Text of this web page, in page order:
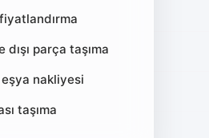
dışı parça taşıma
nakliyesi
taşıma